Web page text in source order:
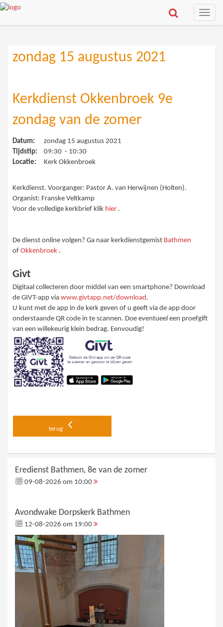
Toggle
zondag 15 augustus 2021
Kerkdienst Okkenbroek 9e
zondag van de zomer
Datum:
zondag 15 augustus 2021
Tijdstip:
09:30 - 10:30
Locatie:
Kerk Okkenbroek
Kerkdienst. Voorganger: Pastor A. van Herwijnen (Holten).
Organist: Franske Veltkamp
Voor de volledige kerkbrief klik hier .
De dienst online volgen? Ga naar kerkdienstgemist Bathmen
ofOkkenbroek .
Givt
Digitaal collecteren door middel van een smartphone? Download
de GIVT-app viawww.givtapp.net/download.
U kunt met de app in de kerk geven of u geeft via de app door
onderstaande QR code in te scannen. Doe eventueel een proefgift
van een willekeurig klein bedrag. Eenvoudig!
terug
Eredienst Bathmen, 8e van de zomer
09-08-2026 om 10:00
Avondwake Dorpskerk Bathmen
12-08-2026 om 19:00